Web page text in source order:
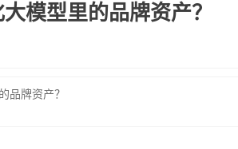
模型里的品牌资产？
品牌资产？